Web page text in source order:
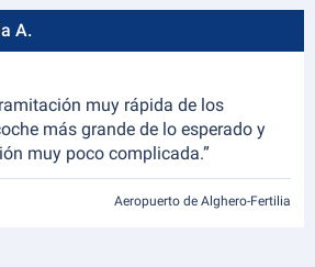
A.
muy rápida de los
más grande de lo esperado y
muy poco complicada.”
Aeropuerto de Alghero-Fertilia